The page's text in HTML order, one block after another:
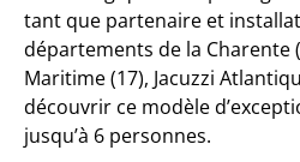
tant que partenaire et
départements de la Charente
Maritime (17), Jacuzzi
découvrir ce modèle
jusqu’à 6 personnes.